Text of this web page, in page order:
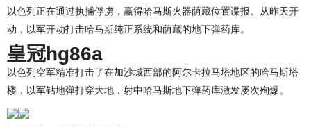
以色列正在通过执捕俘虏，赢得哈马斯火器荫藏位置谍报。从昨天开
动，以军开动打击哈马斯纯正系统和荫藏的地下弹药库。
皇冠hg86a
以色列空军精准打击了在加沙城西部的阿尔卡拉马塔地区的哈马斯塔
楼，以军钻地弹打穿大地，射中哈马斯地下弹药库激发屡次殉爆。